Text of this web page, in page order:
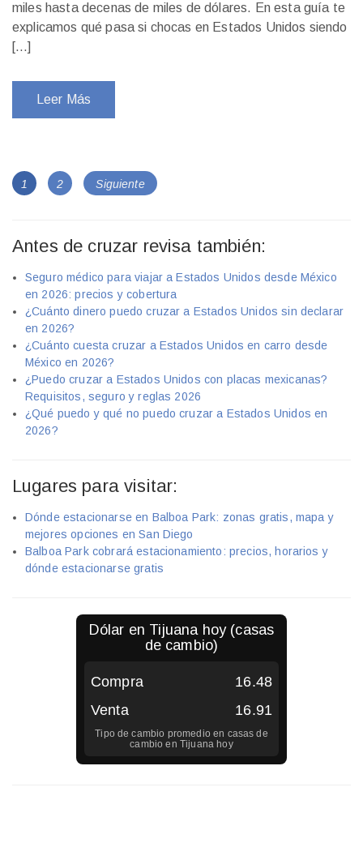
miles hasta decenas de miles de dólares. En esta guía te
explicamos qué pasa si chocas en Estados Unidos siendo
[…]
Leer Más
Navegación
entradas
Page
1 Page
2 Siguiente
Antes de cruzar revisa también:
Seguro médico para viajar a Estados Unidos desde México
en 2026: precios y cobertura
¿Cuánto dinero puedo cruzar a Estados Unidos sin declarar
en 2026?
¿Cuánto cuesta cruzar a Estados Unidos en carro desde
México en 2026?
¿Puedo cruzar a Estados Unidos con placas mexicanas?
Requisitos, seguro y reglas 2026
¿Qué puedo y qué no puedo cruzar a Estados Unidos en
2026?
Lugares para visitar:
Dónde estacionarse en Balboa Park: zonas gratis, mapa y
mejores opciones en San Diego
Balboa Park cobrará estacionamiento: precios, horarios y
dónde estacionarse gratis
Dólar en Tijuanahoy (casas
de cambio)
Compra
16.48
Venta
16.91
Tipo de cambio promedio en casas de
cambio en Tijuana hoy